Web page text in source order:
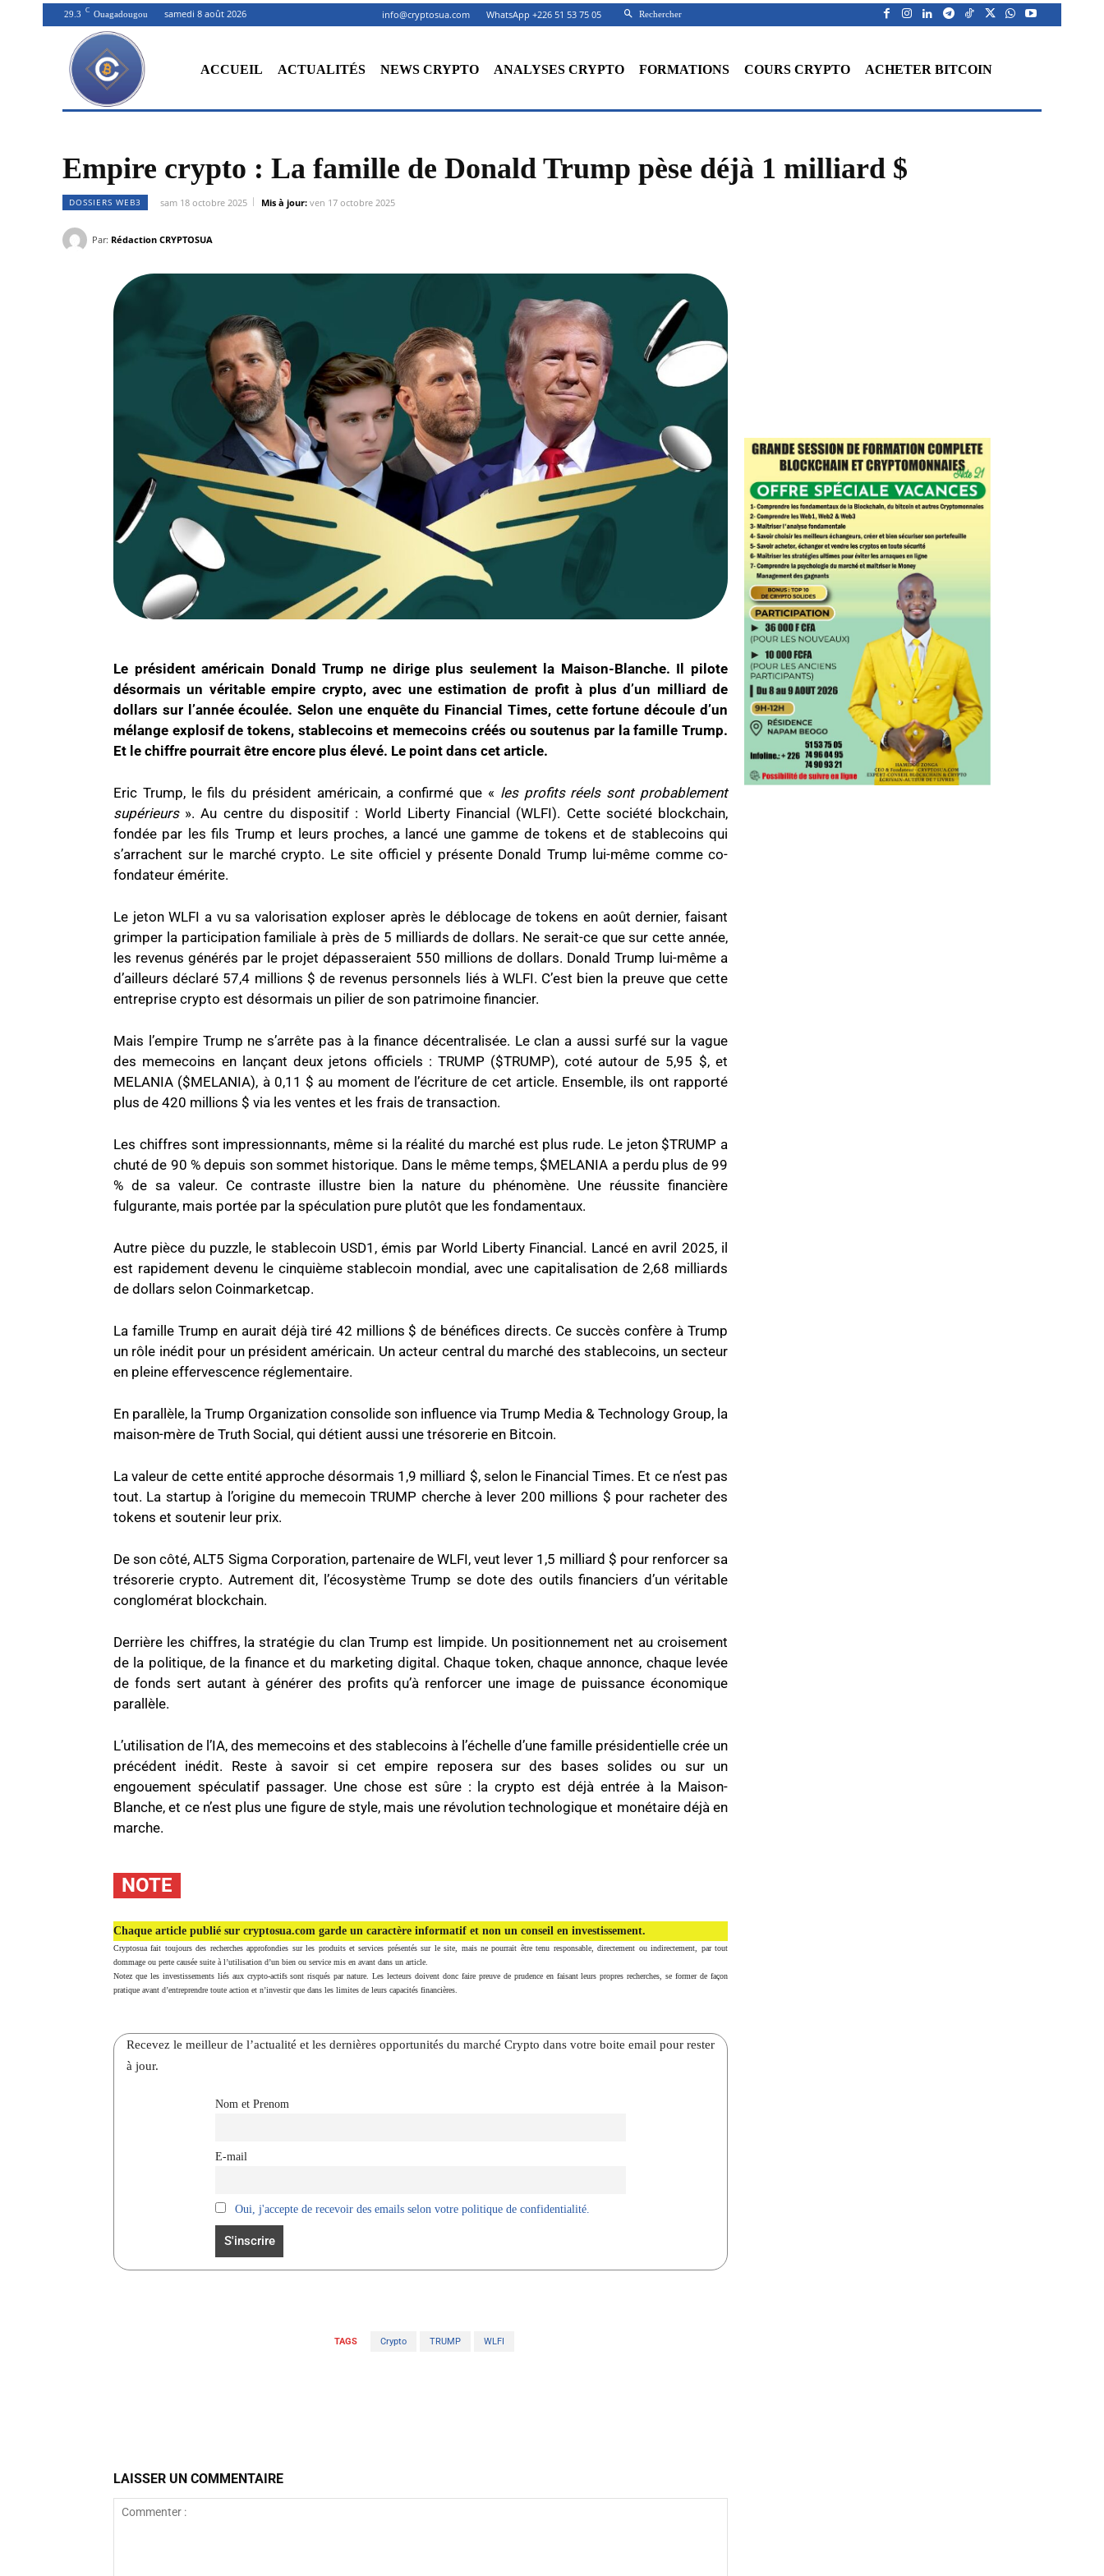
29.3 C Ouagadougou samedi 8 août 2026 info@cryptosua.com WhatsApp +226 51 53 75 05 Rechercher
ACCUEIL ACTUALITÉS NEWS CRYPTO ANALYSES CRYPTO FORMATIONS COURS CRYPTO ACHETER BITCOIN
Empire crypto : La famille de Donald Trump pèse déjà 1 milliard $
DOSSIERS WEB3 sam 18 octobre 2025 Mis à jour: ven 17 octobre 2025
Par: Rédaction CRYPTOSUA
Le président américain Donald Trump ne dirige plus seulement la Maison-Blanche. Il pilote
désormais un véritable empire crypto, avec une estimation de profit à plus d’un milliard de
dollars sur l’année écoulée. Selon une enquête du Financial Times, cette fortune découle d’un
mélange explosif de tokens, stablecoins et memecoins créés ou soutenus par la famille Trump.
Et le chiffre pourrait être encore plus élevé. Le point dans cet article.
Eric Trump, le fils du président américain, a confirmé que « les profits réels sont probablement
supérieurs». Au centre du dispositif : World Liberty Financial (WLFI). Cette société blockchain,
fondée par les fils Trump et leurs proches, a lancé une gamme de tokens et de stablecoins qui
s’arrachent sur le marché crypto. Le site officiel y présente Donald Trump lui-même comme co-
fondateur émérite.
Le jeton WLFI a vu sa valorisation exploser après le déblocage de tokens en août dernier, faisant
grimper la participation familiale à près de 5 milliards de dollars. Ne serait-ce que sur cette année,
les revenus générés par le projet dépasseraient 550 millions de dollars. Donald Trump lui-même a
d’ailleurs déclaré 57,4 millions $ de revenus personnels liés à WLFI. C’est bien la preuve que cette
entreprise crypto est désormais un pilier de son patrimoine financier.
Mais l’empire Trump ne s’arrête pas à la finance décentralisée. Le clan a aussi surfé sur la vague
des memecoins en lançant deux jetons officiels : TRUMP ($TRUMP), coté autour de 5,95 $, et
MELANIA ($MELANIA), à 0,11 $ au moment de l’écriture de cet article. Ensemble, ils ont rapporté
plus de 420 millions $ via les ventes et les frais de transaction.
Les chiffres sont impressionnants, même si la réalité du marché est plus rude. Le jeton $TRUMP a
chuté de 90 % depuis son sommet historique. Dans le même temps, $MELANIA a perdu plus de 99
% de sa valeur. Ce contraste illustre bien la nature du phénomène. Une réussite financière
fulgurante, mais portée par la spéculation pure plutôt que les fondamentaux.
Autre pièce du puzzle, le stablecoin USD1, émis par World Liberty Financial. Lancé en avril 2025, il
est rapidement devenu le cinquième stablecoin mondial, avec une capitalisation de 2,68 milliards
de dollars selon Coinmarketcap.
La famille Trump en aurait déjà tiré 42 millions $ de bénéfices directs. Ce succès confère à Trump
un rôle inédit pour un président américain. Un acteur central du marché des stablecoins, un secteur
en pleine effervescence réglementaire.
En parallèle, la Trump Organization consolide son influence via Trump Media & Technology Group, la
maison-mère de Truth Social, qui détient aussi une trésorerie en Bitcoin.
La valeur de cette entité approche désormais 1,9 milliard $, selon le Financial Times. Et ce n’est pas
tout. La startup à l’origine du memecoin TRUMP cherche à lever 200 millions $ pour racheter des
tokens et soutenir leur prix.
De son côté, ALT5 Sigma Corporation, partenaire de WLFI, veut lever 1,5 milliard $ pour renforcer sa
trésorerie crypto. Autrement dit, l’écosystème Trump se dote des outils financiers d’un véritable
conglomérat blockchain.
Derrière les chiffres, la stratégie du clan Trump est limpide. Un positionnement net au croisement
de la politique, de la finance et du marketing digital. Chaque token, chaque annonce, chaque levée
de fonds sert autant à générer des profits qu’à renforcer une image de puissance économique
parallèle.
L’utilisation de l’IA, des memecoins et des stablecoins à l’échelle d’une famille présidentielle crée un
précédent inédit. Reste à savoir si cet empire reposera sur des bases solides ou sur un
engouement spéculatif passager. Une chose est sûre : la crypto est déjà entrée à la Maison-
Blanche, et ce n’est plus une figure de style, mais une révolution technologique et monétaire déjà en
marche.
NOTE
Chaque article publié sur cryptosua.com garde un caractère informatif et non un conseil en investissement.
Cryptosua fait toujours des recherches approfondies sur les produits et services présentés sur le site, mais ne pourrait être tenu responsable, directement ou indirectement, par tout
dommage ou perte causée suite à l’utilisation d’un bien ou service mis en avant dans un article.
Notez que les investissements liés aux crypto-actifs sont risqués par nature. Les lecteurs doivent donc faire preuve de prudence en faisant leurs propres recherches, se former de façon
pratique avant d’entreprendre toute action et n’investir que dans les limites de leurs capacités financières.
Recevez le meilleur de l’actualité et les dernières opportunités du marché Crypto dans votre boite email pour rester
à jour.
Nom et Prenom
E-mail
Oui, j'accepte de recevoir des emails selon votre politique de confidentialité.
TAGS Crypto TRUMP WLFI
LAISSER UN COMMENTAIRE